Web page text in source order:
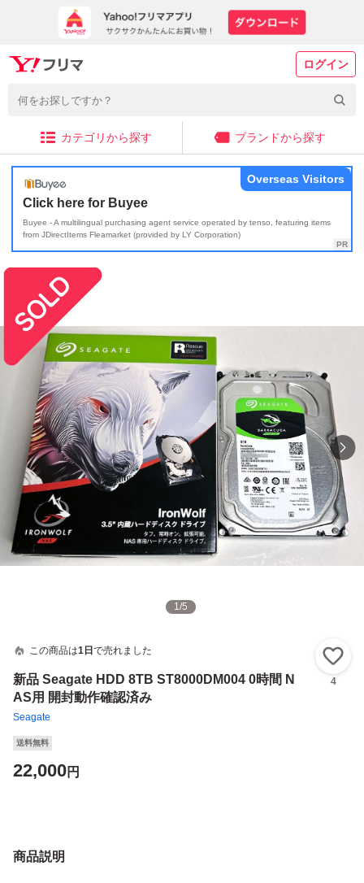
ログイン
カテゴリから探す ブランドから探す
Click here for Buyee
Buyee - A multilingual purchasing agent service operated by tenso, featuring items
from JDirectItems Fleamarket (provided by LY Corporation)
Overseas Visitors
1/5
この商品は1日 で売れました
新品 Seagate HDD 8TB ST8000DM004 0時間 N
AS用 開封動作確認済み
Seagate
4
送料無料
22,000円
商品説明